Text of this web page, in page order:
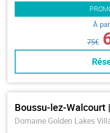
À
75€
Boussu-lez-Walcourt
Domaine Golden Lakes